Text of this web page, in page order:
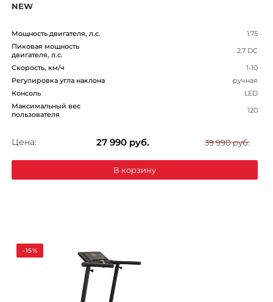
NEW
Мощность двигателя, л.с.
1.75
Пиковая мощность
двигателя, л.с.
2.7 DC
Скорость, км/ч
1-10
Регулировка угла наклона
ручная
Консоль
LED
Максимальный вес
пользователя
120
Цена: 27 990 руб. 39 990 руб.
В корзину
-15%